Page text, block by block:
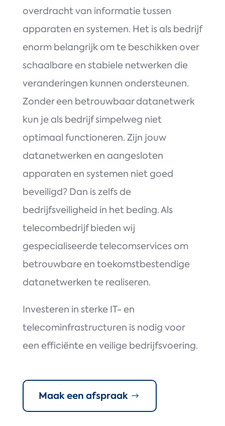
overdracht van informatie tussen
apparaten en systemen. Het is als bedrijf
enorm belangrijk om te beschikken over
schaalbare en stabiele netwerken die
veranderingen kunnen ondersteunen.
Zonder een betrouwbaar datanetwerk
kun je als bedrijf simpelweg niet
optimaal functioneren. Zijn jouw
datanetwerken en aangesloten
apparaten en systemen niet goed
beveiligd? Dan is zelfs de
bedrijfsveiligheid in het beding. Als
telecombedrijf bieden wij
gespecialiseerde telecomservices om
betrouwbare en toekomstbestendige
datanetwerken te realiseren.
Investeren in sterke IT- en
telecominfrastructuren is nodig voor
een efficiënte en veilige bedrijfsvoering.
Maak een afspraak